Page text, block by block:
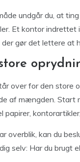
undgår du, at
Et kontor
der gør det lettere at
over for den store
af mængden. Start
papirer,
overblik, kan du
selv: Har du brugt